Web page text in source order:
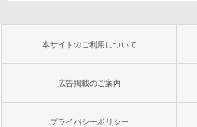
本サイトのご利用について
広告掲載のご案内
プライバシーポリシー